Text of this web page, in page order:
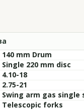
140 mm Drum
Single 220 mm disc
4.10-18
2.75-21
Swing arm gas single
Telescopic forks